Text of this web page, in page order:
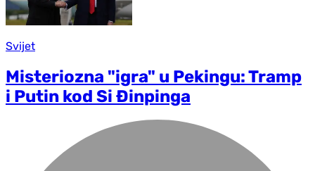
Svijet
Misteriozna "igra" u Pekingu: Tramp
i Putin kod Si Đinpinga